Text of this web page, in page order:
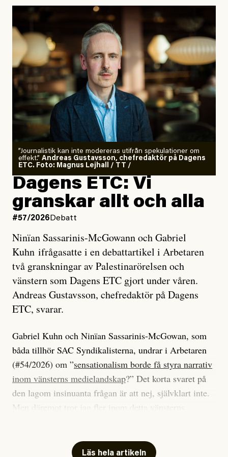
”Journalistik kan inte modereras utifrån spekulationer om
effekt.” Andreas Gustavsson, chefredaktör på Dagens
ETC. Foto: Magnus Lejhall / TT /
Dagens ETC: Vi
granskar allt och alla
#57/2026 Debatt
Ninïan Sassarinis-McGowann och Gabriel
Kuhn ifrågasatte i en debattartikel i Arbetaren
två granskningar av Palestinarörelsen och
vänstern som Dagens ETC gjort under våren.
Andreas Gustavsson, chefredaktör på Dagens
ETC, svarar.
Gabriel Kuhn och Ninïan Sassarinis-McGowan, som
båda tillhör SAC Syndikalisterna, undrar i Arbetaren
(#54/2026) om ”sensationalism borde få styra narrativ
inom vänsterns medielandskap?” Det korta svaret på
den lagom insinuanta frågan är att nej, självklart inte.
Men däremot tror jag fler inom detta vänsterns
journalistik som vänder sig till många snarare än att
Läs hela artikeln